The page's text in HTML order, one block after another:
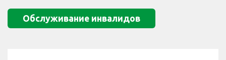
Обслуживание инвалидов